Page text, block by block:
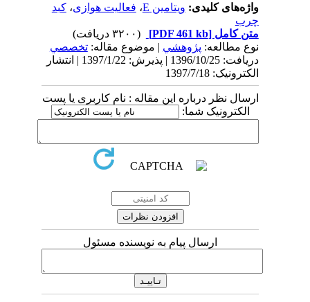
واژه‌های کلیدی:ویتامین E ،فعالیت هوازی،کبد
[PDF 461 kb]
(۳۲۰۰ دریافت)
نوع مطالعه:پژوهشي| موضوع مقاله:تخصصي
دریافت: 1396/10/25 | پذیرش: 1397/1/22 | انتشار
الکترونیک: 1397/7/18
ارسال نظر درباره این مقاله : نام کاربری یا پست
الکترونیک شما:
ارسال پیام به نویسنده مسئول